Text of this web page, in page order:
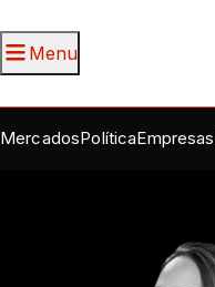
Menu
MercadosPolíticaEmpresas